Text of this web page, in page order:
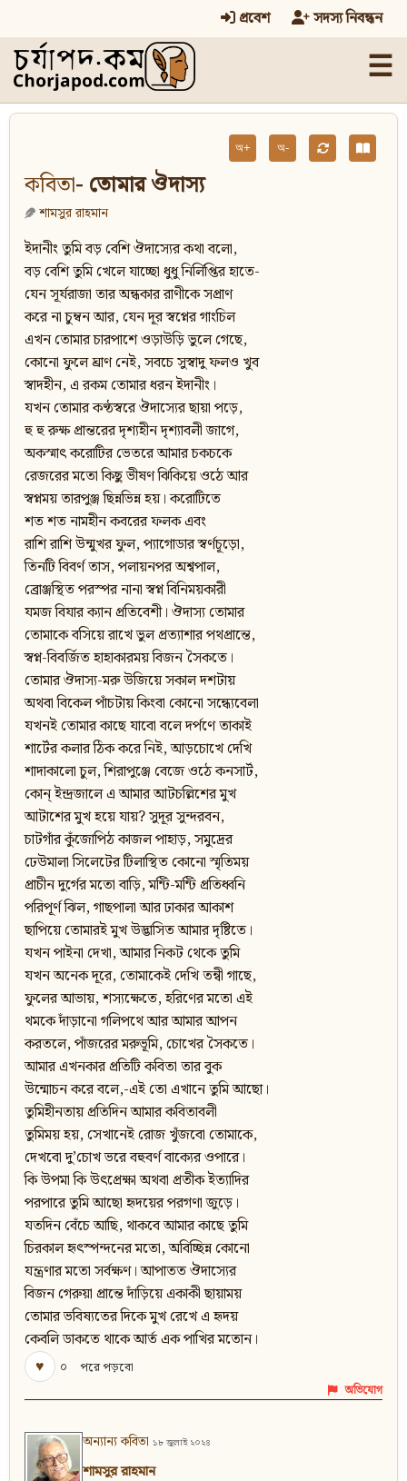
প্রবেশ সদস্য নিবন্ধন
☰
অ+ অ-
কবিতা- তোমার ঔদাস্য
শামসুর রাহমান
ইদানীং তুমি বড় বেশি ঔদাস্যের কথা বলো,
বড় বেশি তুমি খেলে যাচ্ছো ধুধু নির্লিপ্তির হাতে-
যেন সূর্যরাজা তার অন্ধকার রাণীকে সপ্রাণ
করে না চুম্বন আর, যেন দূর স্বপ্নের গাংচিল
এখন তোমার চারপাশে ওড়াউড়ি ভুলে গেছে,
কোনো ফুলে ঘ্রাণ নেই, সবচে সুস্বাদু ফলও খুব
স্বাদহীন, এ রকম তোমার ধরন ইদানীং।
যখন তোমার কণ্ঠস্বরে ঔদাস্যের ছায়া পড়ে,
হু হু রুক্ষ প্রান্তরের দৃশ্যহীন দৃশ্যাবলী জাগে,
অকস্মাৎ করোটির ভেতরে আমার চকচকে
রেজরের মতো কিছু ভীষণ ঝিকিয়ে ওঠে আর
স্বপ্নময় তারপুঞ্জ ছিন্নভিন্ন হয়। করোটিতে
শত শত নামহীন কবরের ফলক এবং
রাশি রাশি উন্মুখর ফুল, প্যাগোডার স্বর্ণচূড়ো,
তিনটি বিবর্ণ তাস, পলায়নপর অশ্বপাল,
ব্রোঞ্জস্থিত পরস্পর নানা স্বপ্ন বিনিময়কারী
যমজ বিযার ক্যান প্রতিবেশী। ঔদাস্য তোমার
তোমাকে বসিয়ে রাখে ভুল প্রত্যাশার পথপ্রান্তে,
স্বপ্ন-বিবর্জিত হাহাকারময় বিজন সৈকতে।
তোমার ঔদাস্য-মরু উজিয়ে সকাল দশটায়
অথবা বিকেল পাঁচটায় কিংবা কোনো সন্ধ্যেবেলা
যখনই তোমার কাছে যাবো বলে দর্পণে তাকাই
শার্টের কলার ঠিক করে নিই, আড়চোখে দেখি
শাদাকালো চুল, শিরাপুঞ্জে বেজে ওঠে কনসার্ট,
কোন্‌ ইন্দ্রজালে এ আমার আটচল্লিশের মুখ
আটাশের মুখ হয়ে যায়? সুদূর সুন্দরবন,
চাটগাঁর কুঁজোপিঠ কাজল পাহাড়, সমুদ্রের
ঢেউমালা সিলেটের টিলাস্থিত কোনো স্মৃতিময়
প্রাচীন দুর্গের মতো বাড়ি, মন্টি-মন্টি প্রতিধ্বনি
পরিপূর্ণ ঝিল, গাছপালা আর ঢাকার আকাশ
ছাপিয়ে তোমারই মুখ উদ্ভাসিত আমার দৃষ্টিতে।
যখন পাইনা দেখা, আমার নিকট থেকে তুমি
যখন অনেক দূরে, তোমাকেই দেখি তন্বী গাছে,
ফুলের আভায়, শস্যক্ষেতে, হরিণের মতো এই
থমকে দাঁড়ানো গলিপথে আর আমার আপন
করতলে, পাঁজরের মরুভূমি, চোখের সৈকতে।
আমার এখনকার প্রতিটি কবিতা তার বুক
উন্মোচন করে বলে,-এই তো এখানে তুমি আছো।
তুমিহীনতায় প্রতিদিন আমার কবিতাবলী
তুমিময় হয়, সেখানেই রোজ খুঁজবো তোমাকে,
দেখবো দু’চোখ ভরে বহুবর্ণ বাক্যের ওপারে।
কি উপমা কি উৎপ্রেক্ষা অথবা প্রতীক ইত্যাদির
পরপারে তুমি আছো হৃদয়ের পরগণা জুড়ে।
যতদিন বেঁচে আছি, থাকবে আমার কাছে তুমি
চিরকাল হৃৎস্পন্দনের মতো, অবিচ্ছিন্ন কোনো
যন্ত্রণার মতো সর্বক্ষণ। আপাতত ঔদাস্যের
বিজন গেরুয়া প্রান্তে দাঁড়িয়ে একাকী ছায়াময়
তোমার ভবিষ্যতের দিকে মুখ রেখে এ হৃদয়
কেবলি ডাকতে থাকে আর্ত এক পাখির মতোন।
♥
০ পরে পড়বো
অভিযোগ
অন্যান্য কবিতা ১৮ জুলাই ২০২৪
শামসুর রাহমান